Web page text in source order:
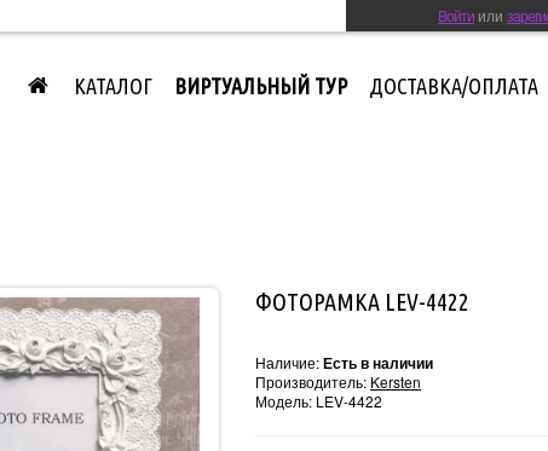
Войти или
КАТАЛОГ ВИРТУАЛЬНЫЙ ТУР ДОСТАВКА/ОПЛАТА
ФОТОРАМКА LEV-4422
Наличие:Есть в наличии
Производитель: Kersten
Модель: LEV-4422